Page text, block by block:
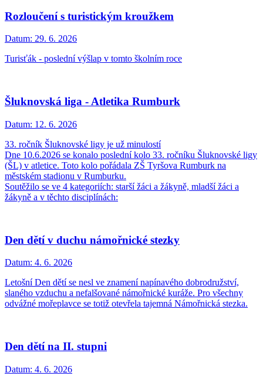
Rozloučení s turistickým kroužkem
Datum: 29. 6. 2026
Turisťák - poslední výšlap v tomto školním roce
Šluknovská liga - Atletika Rumburk
Datum: 12. 6. 2026
33. ročník Šluknovské ligy je už minulostí
Dne 10.6.2026 se konalo poslední kolo 33. ročníku Šluknovské ligy
(ŠL) v atletice. Toto kolo pořádala ZŠ Tyršova Rumburk na
městském stadionu v Rumburku.
Soutěžilo se ve 4 kategoriích: starší žáci a žákyně, mladší žáci a
žákyně a v těchto disciplínách:
Den dětí v duchu námořnické stezky
Datum: 4. 6. 2026
Letošní Den dětí se nesl ve znamení napínavého dobrodružství,
slaného vzduchu a nefalšované námořnické kuráže. Pro všechny
odvážné mořeplavce se totiž otevřela tajemná Námořnická stezka.
Den dětí na II. stupni
Datum: 4. 6. 2026